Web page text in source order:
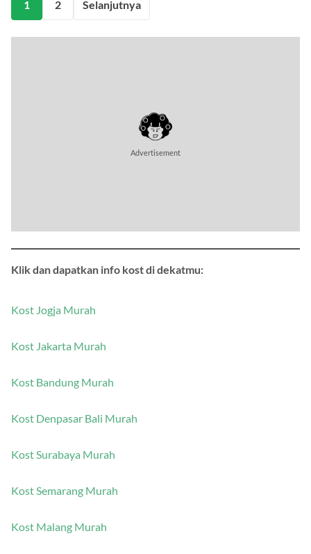
1 2 Selanjutnya
Advertisement
Klik dan dapatkan info kost di dekatmu:
Kost Jogja Murah
Kost Jakarta Murah
Kost Bandung Murah
Kost Denpasar Bali Murah
Kost Surabaya Murah
Kost Semarang Murah
Kost Malang Murah